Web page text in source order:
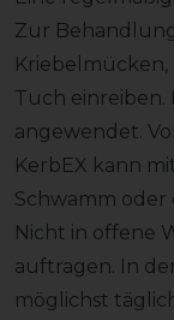
Zur
Kriebelmücken,
Tuch einreiben.
angewendet.
KerbEX kann
Schwamm
Nicht in offene
auftragen. In
möglichst